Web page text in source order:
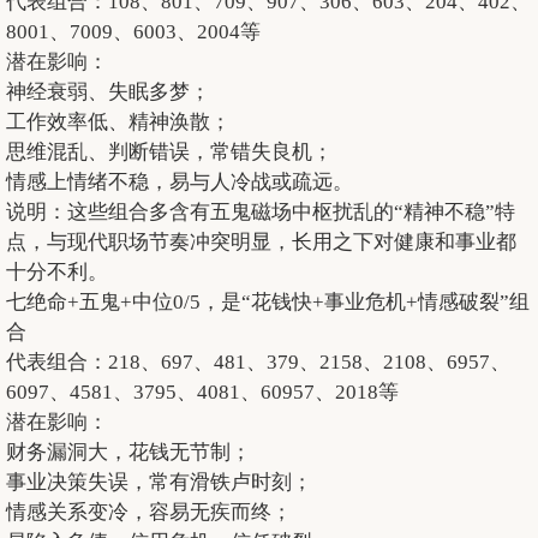
8001、7009、6003、2004等
潜在影响：
神经衰弱、失眠多梦；
工作效率低、精神涣散；
思维混乱、判断错误，常错失良机；
情感上情绪不稳，易与人冷战或疏远。
说明：这些组合多含有五鬼磁场中枢扰乱的“精神不稳”特
点，与现代职场节奏冲突明显，长用之下对健康和事业都
十分不利。
七绝命+五鬼+中位0/5，是“花钱快+事业危机+情感破裂”组
合
代表组合：218、697、481、379、2158、2108、6957、
6097、4581、3795、4081、60957、2018等
潜在影响：
财务漏洞大，花钱无节制；
事业决策失误，常有滑铁卢时刻；
情感关系变冷，容易无疾而终；